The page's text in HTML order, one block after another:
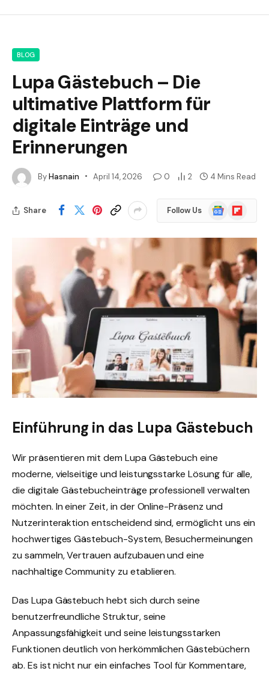
BLOG
Lupa Gästebuch – Die
ultimative Plattform für
digitale Einträge und
Erinnerungen
ByHasnain April 14, 2026 0 2 4 Mins Read
Share Follow Us
Google
News
Flipboard
Einführung in das Lupa Gästebuch
Wir präsentieren mit dem Lupa Gästebuch eine
moderne, vielseitige und leistungsstarke Lösung für alle,
die digitale Gästebucheinträge professionell verwalten
möchten. In einer Zeit, in der Online-Präsenz und
Nutzerinteraktion entscheidend sind, ermöglicht uns ein
hochwertiges Gästebuch-System, Besuchermeinungen
zu sammeln, Vertrauen aufzubauen und eine
nachhaltige Community zu etablieren.
Das Lupa Gästebuch hebt sich durch seine
benutzerfreundliche Struktur, seine
Anpassungsfähigkeit und seine leistungsstarken
Funktionen deutlich von herkömmlichen Gästebüchern
ab. Es ist nicht nur ein einfaches Tool für Kommentare,